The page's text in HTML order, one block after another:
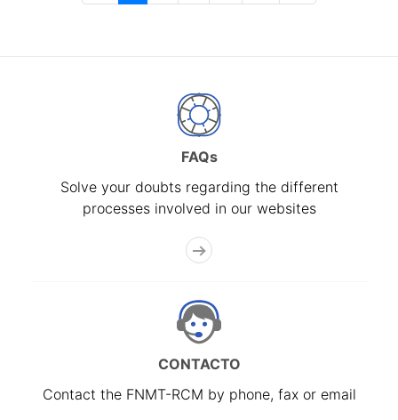
FAQs
Solve your doubts regarding the different
processes involved in our websites
CONTACTO
Contact the FNMT-RCM by phone, fax or email